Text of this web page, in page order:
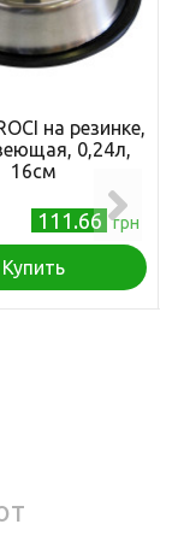
на резинке,
0,24л,
16см
111.66 грн
Купить